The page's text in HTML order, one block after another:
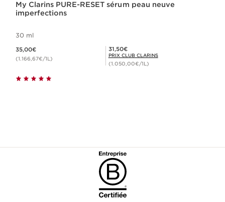
My Clarins PURE-RESET sérum peau neuve
imperfections
30 ml
35,00€
(1.166,67€/1L)
Prix Club Clarins 31,50€
31,50€
PRIX CLUB CLARINS
(1.050,00€/1L)